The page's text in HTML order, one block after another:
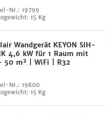
Nr.: 19799
15 Kg
Wandgerät KEYON SIH-
4,6 kW für 1 Raum mit
50 m² | WiFi | R32
Nr.: 19800
15 Kg